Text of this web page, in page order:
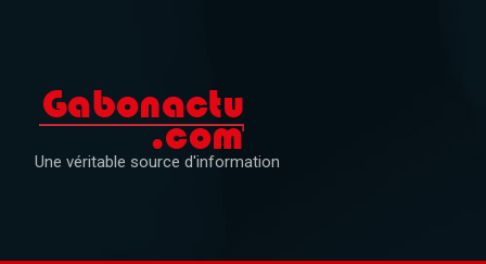
Une véritable source d'information